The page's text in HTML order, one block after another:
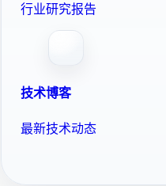
行业研究报告
技术博客
最新技术动态